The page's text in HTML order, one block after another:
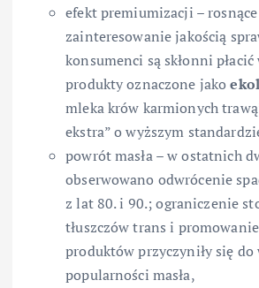
efekt premiumizacji – rosnące
zainteresowanie jakością
konsumenci są skłonni płacić
produkty oznaczone jako
mleka krów karmionych
ekstra” o wyższym
powrót masła – w ostatnich
obserwowano odwrócenie
z lat 80. i 90.; ograniczenie
tłuszczów trans i
produktów przyczyniły się do
popularności masła,